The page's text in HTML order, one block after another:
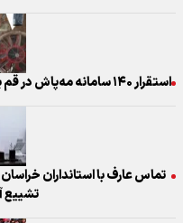
استقرار ۱۴۰ سامانه مه‌پاش در قم برای پوشش مسیر تشییع پیکر رهبر شهید
تماس عارف با استانداران
تشییع